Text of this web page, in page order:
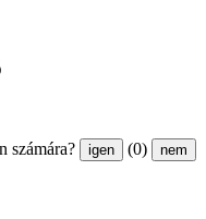
számára? igen (0) nem